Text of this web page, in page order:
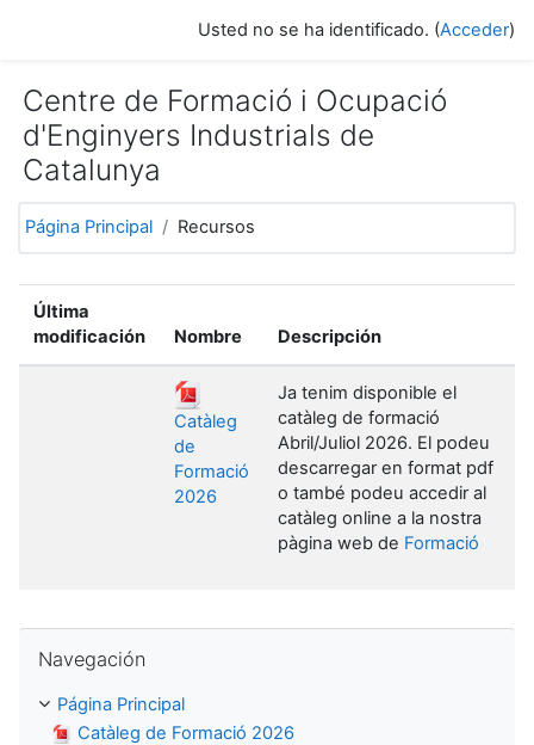
Usted no se ha identificado. (Acceder)
Centre de Formació i Ocupació
d'Enginyers Industrials de
Catalunya
Página Principal Recursos
Última
modificación
Nombre Descripción
Catàleg
de
Formació
2026
Ja tenim disponible el
catàleg de formació
Abril/Juliol 2026. El podeu
descarregar en format pdf
o també podeu accedir al
catàleg online a la nostra
pàgina web de Formació
Navegación
Página Principal
Catàleg de Formació 2026